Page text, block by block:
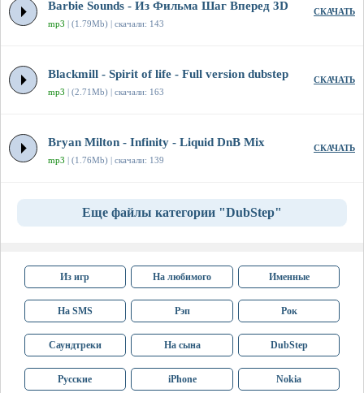
Barbie Sounds - Из Фильма Шаг Вперед 3D
mp3 | (1.79Mb) | скачали: 143
СКАЧАТЬ
Blackmill - Spirit of life - Full version dubstep
mp3 | (2.71Mb) | скачали: 163
СКАЧАТЬ
Bryan Milton - Infinity - Liquid DnB Mix
mp3 | (1.76Mb) | скачали: 139
СКАЧАТЬ
Еще файлы категории "DubStep"
Из игр На любимого Именные
На SMS Рэп Рок
Саундтреки На сына DubStep
Русские iPhone Nokia